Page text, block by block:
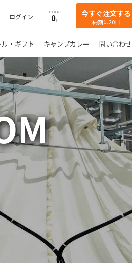
ログイン
POINT
0 今すぐ注文する
納期は20日
・ギフト キャンプカレー 問い合わせ